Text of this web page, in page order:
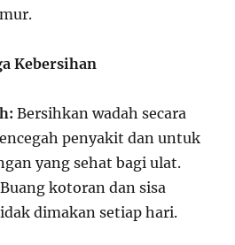
Kebersihan
Bersihkan wadah secara
penyakit dan untuk
yang sehat bagi ulat.
Buang kotoran dan sisa
dimakan setiap hari.